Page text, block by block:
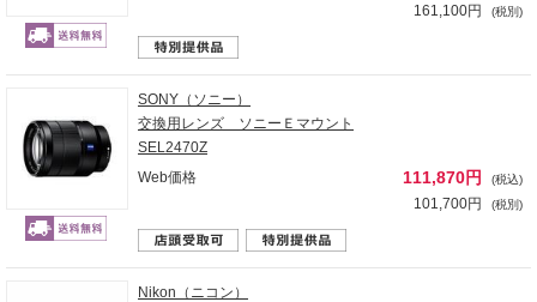
161,100円 (税別)
SONY（ソニー）
交換用レンズ ソニーＥマウント
SEL2470Z
Web価格
111,870円 (税込)
101,700円 (税別)
Nikon（ニコン）